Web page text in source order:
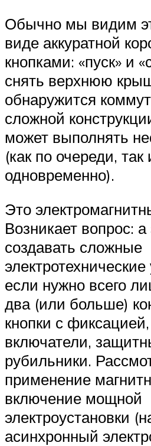
Обычно мы видим
виде аккуратной
кнопками: «пуск» и
снять верхнюю
обнаружится
сложной
может выполнять
(как по очереди, так
одновременно).
Это
Возникает вопрос:
создавать сложные
если нужно всего
два (или больше)
кнопки с
включатели,
рубильники.
применение
включение мощной
электроустановки
асинхронный